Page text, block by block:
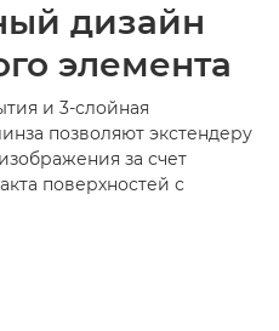
дизайн
элемента
и 3-слойная
позволяют экстендеру
за счет
поверхностей с